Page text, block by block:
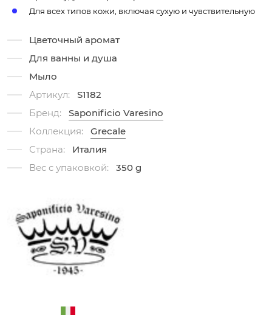
Для всех типов кожи, включая сухую и чувствительную
Цветочный аромат
Для ванны и душа
Мыло
Артикул:
S1182
Бренд:
Saponificio Varesino
Коллекция:
Grecale
Страна:
Италия
Вес с упаковкой:
350 g